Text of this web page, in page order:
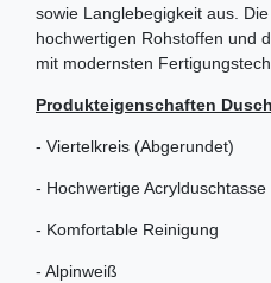
sowie Langlebegigkeit aus.
hochwertigen Rohstoffen und
mit modernsten
Produkteigenschaften
- Viertelkreis (Abgerundet)
- Hochwertige Acrylduschtasse
- Komfortable Reinigung
- Alpinweiß